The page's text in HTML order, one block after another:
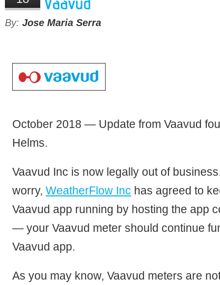
By: Jose Maria Serra
October 2018 — Update from Vaavud
Helms.
Vaavud Inc is now legally out of
worry, WeatherFlow Inc has agreed to
Vaavud app running by hosting the app
— your Vaavud meter should continue
Vaavud app.
As you may know, Vaavud meters are